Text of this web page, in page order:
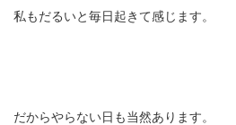
私もだるいと毎日起きて感じます。
だからやらない日も当然あります。